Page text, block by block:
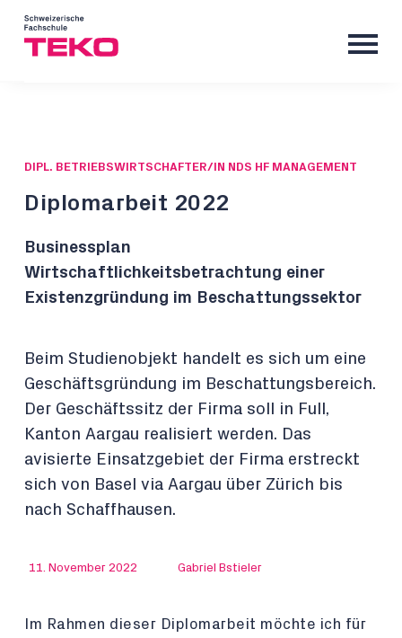
DIPL. BETRIEBSWIRTSCHAFTER/IN NDS HF MANAGEMENT
Diplomarbeit 2022
Businessplan
Wirtschaftlichkeitsbetrachtung einer
Existenzgründung im Beschattungssektor
Beim Studienobjekt handelt es sich um eine
Geschäftsgründung im Beschattungsbereich.
Der Geschäftssitz der Firma soll in Full,
Kanton Aargau realisiert werden. Das
avisierte Einsatzgebiet der Firma erstreckt
sich von Basel via Aargau über Zürich bis
nach Schaffhausen.
11. November 2022 Gabriel Bstieler
Im Rahmen dieser Diplomarbeit möchte ich für